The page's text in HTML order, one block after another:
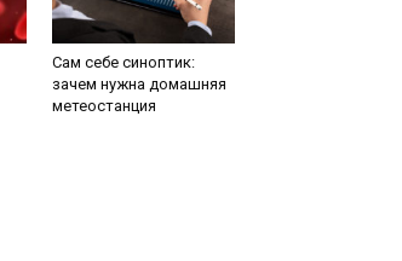
Сам себе синоптик:
зачем нужна домашняя
метеостанция